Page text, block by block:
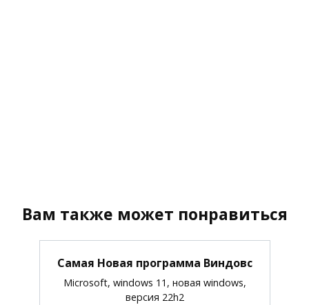
Вам также может понравиться
Самая Новая программа Виндовс
Microsoft, windows 11, новая windows,
версия 22h2